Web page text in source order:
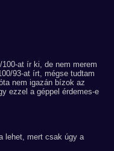
at ír ki, de nem merem
93-at írt, mégse tudtam
nem igazán bízok az
ezzel a géppel érdemes-e
lehet, mert csak úgy a